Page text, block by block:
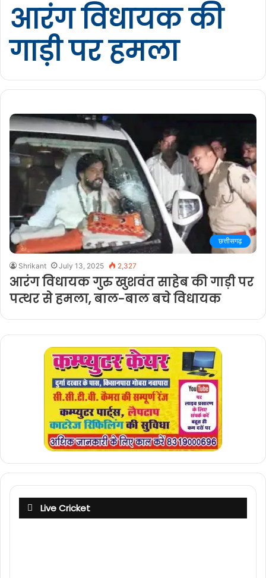
आरंग विधायक की
गाड़ी पर हमला
छत्तीसगढ़
Shrikant July 13, 2025 2,327
आरंग विधायक गुरु खुशवंत साहेब की गाड़ी पर
पत्थर से हमला, बाल-बाल बचे विधायक
Live Cricket